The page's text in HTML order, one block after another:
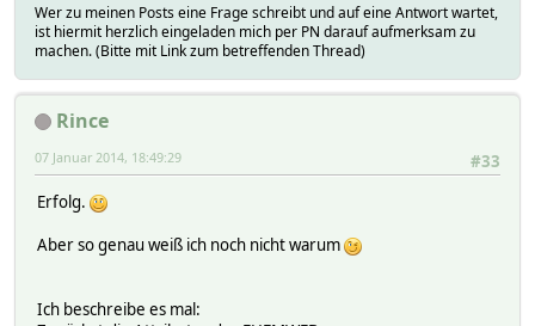
Wer zu meinen Posts eine Frage schreibt und auf eine Antwort wartet,
ist hiermit herzlich eingeladen mich per PN darauf aufmerksam zu
machen. (Bitte mit Link zum betreffenden Thread)
Rince
#33
07 Januar 2014, 18:49:29
Erfolg.
Aber so genau weiß ich noch nicht warum
Ich beschreibe es mal: